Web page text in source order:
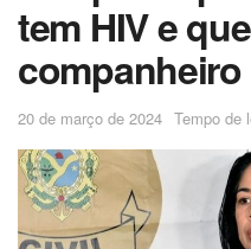
tem HIV e
20 de março de 2024 Tempo de